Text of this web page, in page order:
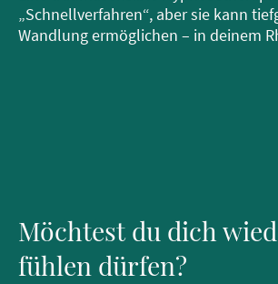
„Schnellverfahren“, aber sie kann
Wandlung ermöglichen – in deinem
Möchtest du dich
fühlen dürfen?